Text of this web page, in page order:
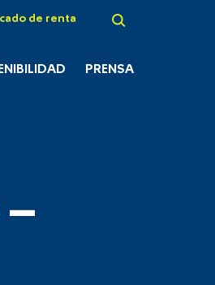
de renta
PRENSA